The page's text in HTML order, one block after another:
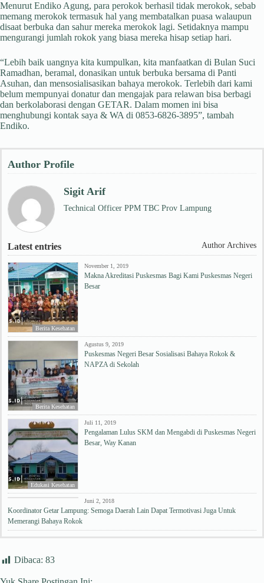
Menurut Endiko Agung, para perokok berhasil tidak merokok, sebab
memang merokok termasuk hal yang membatalkan puasa walaupun
disaat berbuka dan sahur mereka merokok lagi. Setidaknya mampu
mengurangi jumlah rokok yang biasa mereka hisap setiap hari.
“Lebih baik uangnya kita kumpulkan, kita manfaatkan di Bulan Suci
Ramadhan, beramal, donasikan untuk berbuka bersama di Panti
Asuhan, dan mensosialisasikan bahaya merokok. Terlebih dari kami
belum mempunyai donatur dan mengajak para relawan bisa berbagi
dan berkolaborasi dengan GETAR. Dalam momen ini bisa
menghubungi kontak saya & WA di 0853-6826-3895”, tambah
Endiko.
Author Profile
Sigit Arif
Technical Officer PPM TBC Prov Lampung
Latest entries Author Archives
Berita Kesehatan
November 1, 2019
Makna Akreditasi Puskesmas Bagi Kami Puskesmas Negeri
Besar
Berita Kesehatan
Agustus 9, 2019
Puskesmas Negeri Besar Sosialisasi Bahaya Rokok &
NAPZA di Sekolah
Edukasi Kesehatan
Juli 11, 2019
Pengalaman Lulus SKM dan Mengabdi di Puskesmas Negeri
Besar, Way Kanan
Berita Kesehatan
Juni 2, 2018
Koordinator Getar Lampung: Semoga Daerah Lain Dapat Termotivasi Juga Untuk
Memerangi Bahaya Rokok
Dibaca: 83